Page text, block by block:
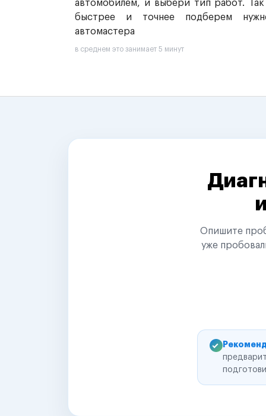
автомобилем, и выбери тип работ.
быстрее и точнее подберем
автомастера
в среднем это занимает 5 минут
Опишите
уже